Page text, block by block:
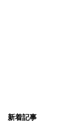
新着記事